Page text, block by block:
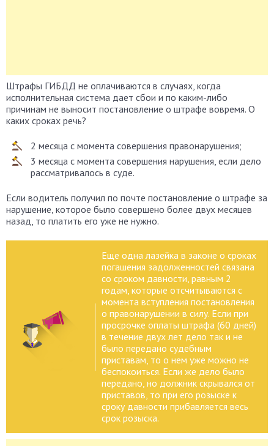
Штрафы ГИБДД не оплачиваются в случаях, когда
исполнительная система дает сбои и по каким-либо
причинам не выносит постановление о штрафе вовремя. О
каких сроках речь?
2 месяца с момента совершения правонарушения;
3 месяца с момента совершения нарушения, если дело
рассматривалось в суде.
Если водитель получил по почте постановление о штрафе за
нарушение, которое было совершено более двух месяцев
назад, то платить его уже не нужно.
Еще одна лазейка в законе о сроках
погашения задолженностей связана
со сроком давности, равным 2
годам, которые отсчитываются с
момента вступления постановления
о правонарушении в силу. Если при
просрочке оплаты штрафа (60 дней)
в течение двух лет дело так и не
было передано судебным
приставам, то о нем уже можно не
беспокоиться. Если же дело было
передано, но должник скрывался от
приставов, то при его розыске к
сроку давности прибавляется весь
срок розыска.